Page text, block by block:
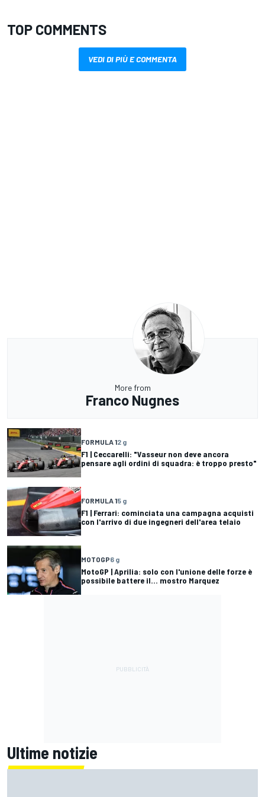
TOP COMMENTS
VEDI DI PIÙ E COMMENTA
More from
Franco Nugnes
FORMULA 12 g
F1 | Ceccarelli: "Vasseur non deve ancora
pensare agli ordini di squadra: è troppo presto"
FORMULA 15 g
F1 | Ferrari: cominciata una campagna acquisti
con l'arrivo di due ingegneri dell'area telaio
MOTOGP6 g
MotoGP | Aprilia: solo con l'unione delle forze è
possibile battere il... mostro Marquez
Ultime notizie